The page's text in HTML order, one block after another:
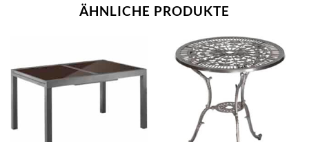
ÄHNLICHE PRODUKTE